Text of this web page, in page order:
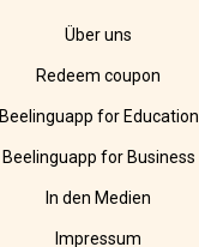
Über uns
Redeem coupon
Beelinguapp for Education
Beelinguapp for Business
In den Medien
Impressum